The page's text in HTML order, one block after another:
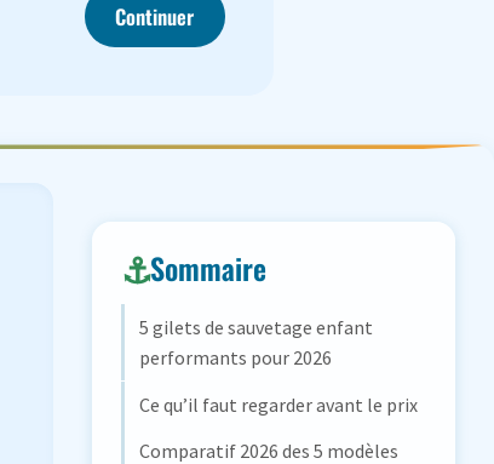
Continuer
Sommaire
5 gilets de sauvetage enfant
performants pour 2026
Ce qu’il faut regarder avant le prix
Comparatif 2026 des 5 modèles